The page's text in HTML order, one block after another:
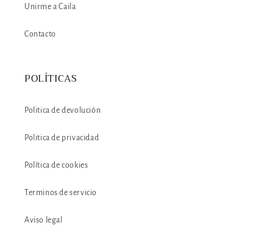
Unirme a Caila
Contacto
POLÍTICAS
Politica de devolución
Politica de privacidad
Política de cookies
Terminos de servicio
Aviso legal